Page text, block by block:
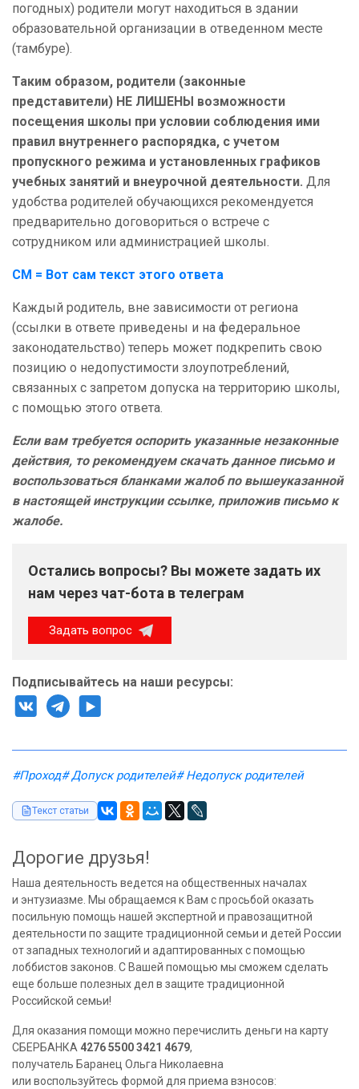
погодных) родители могут находиться в здании
образовательной организации в отведенном месте
(тамбуре).
Таким образом, родители (законные
представители) НЕ ЛИШЕНЫ возможности
посещения школы при условии соблюдения ими
правил внутреннего распорядка, с учетом
пропускного режима и установленных графиков
учебных занятий и внеурочной деятельности. Для
удобства родителей обучающихся рекомендуется
предварительно договориться о встрече с
сотрудником или администрацией школы.
СМ = Вот сам текст этого ответа
Каждый родитель, вне зависимости от региона
(ссылки в ответе приведены и на федеральное
законодательство) теперь может подкрепить свою
позицию о недопустимости злоупотреблений,
связанных с запретом допуска на территорию школы,
с помощью этого ответа.
Если вам требуется оспорить указанные незаконные
действия, то рекомендуем скачать данное письмо и
воспользоваться бланками жалоб по вышеуказанной
в настоящей инструкции ссылке, приложив письмо к
жалобе.
Остались вопросы? Вы можете задать их
нам через чат-бота в телеграм
Задать вопрос
Подписывайтесь на наши ресурсы:
#Проход# Допуск родителей# Недопуск родителей
Текст статьи
Дорогие друзья!
Наша деятельность ведется на общественных началах
и энтузиазме. Мы обращаемся к Вам с просьбой оказать
посильную помощь нашей экспертной и правозащитной
деятельности по защите традиционной семьи и детей России
от западных технологий и адаптированных с помощью
лоббистов законов. С Вашей помощью мы сможем сделать
еще больше полезных дел в защите традиционной
Российской семьи!
Для оказания помощи можно перечислить деньги на карту
СБЕРБАНКА 4276 5500 3421 4679,
получатель Баранец Ольга Николаевна
или воспользуйтесь формой для приема взносов: